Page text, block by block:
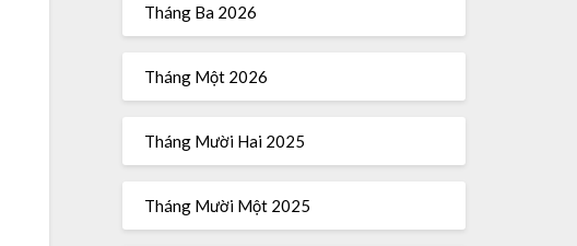
Tháng Ba 2026
Tháng Một 2026
Tháng Mười Hai 2025
Tháng Mười Một 2025